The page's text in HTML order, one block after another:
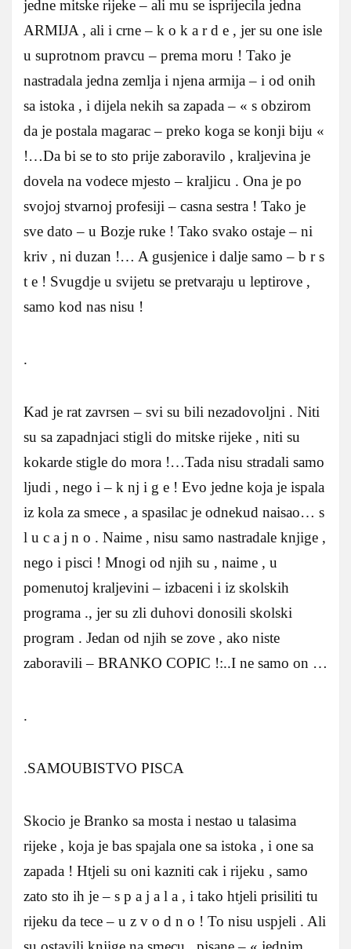
jedne mitske rijeke – ali mu se isprijecila jedna
ARMIJA , ali i crne – k o k a r d e , jer su one isle
u suprotnom pravcu – prema moru ! Tako je
nastradala jedna zemlja i njena armija – i od onih
sa istoka , i dijela nekih sa zapada – « s obzirom
da je postala magarac – preko koga se konji biju «
!…Da bi se to sto prije zaboravilo , kraljevina je
dovela na vodece mjesto – kraljicu . Ona je po
svojoj stvarnoj profesiji – casna sestra ! Tako je
sve dato – u Bozje ruke ! Tako svako ostaje – ni
kriv , ni duzan !… A gusjenice i dalje samo – b r s
t e ! Svugdje u svijetu se pretvaraju u leptirove ,
samo kod nas nisu !
.
Kad je rat zavrsen – svi su bili nezadovoljni . Niti
su sa zapadnjaci stigli do mitske rijeke , niti su
kokarde stigle do mora !…Tada nisu stradali samo
ljudi , nego i – k nj i g e ! Evo jedne koja je ispala
iz kola za smece , a spasilac je odnekud naisao… s
l u c a j n o . Naime , nisu samo nastradale knjige ,
nego i pisci ! Mnogi od njih su , naime , u
pomenutoj kraljevini – izbaceni i iz skolskih
programa ., jer su zli duhovi donosili skolski
program . Jedan od njih se zove , ako niste
zaboravili – BRANKO COPIC !:..I ne samo on …
.
.SAMOUBISTVO PISCA
Skocio je Branko sa mosta i nestao u talasima
rijeke , koja je bas spajala one sa istoka , i one sa
zapada ! Htjeli su oni kazniti cak i rijeku , samo
zato sto ih je – s p a j a l a , i tako htjeli prisiliti tu
rijeku da tece – u z v o d n o ! To nisu uspjeli . Ali